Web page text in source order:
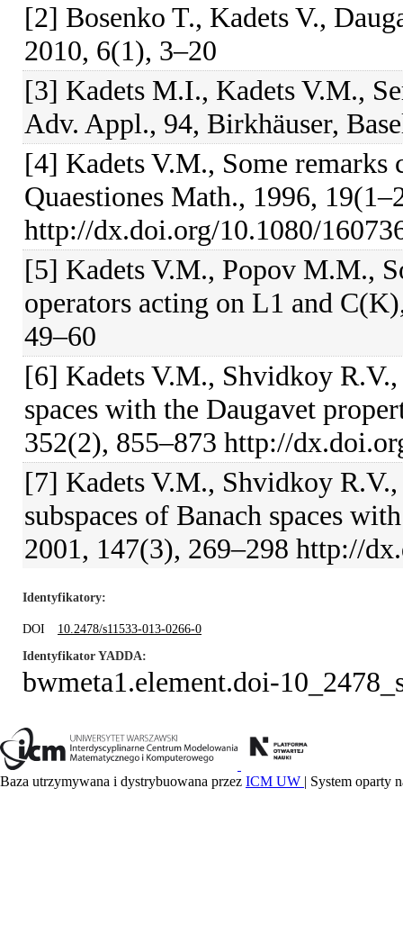
[2] Bosenko T., Kadets V.,
2010, 6(1), 3–20
[3] Kadets M.I., Kadets V.M.,
Adv. Appl., 94, Birkhäuser,
[4] Kadets V.M., Some remarks
Quaestiones Math., 1996,
http://dx.doi.org/10.1080/
[5] Kadets V.M., Popov M.M.,
operators acting on L1 and
49–60
[6] Kadets V.M., Shvidkoy
spaces with the Daugavet
352(2), 855–873 http://
[7] Kadets V.M., Shvidkoy
subspaces of Banach spaces
2001, 147(3), 269–298 http://
Identyfikatory
DOI
10.2478/s11533-013-0266-0
Identyfikator YADDA
bwmeta1.element.doi-
Baza utrzymywana i dystrybuowana przez ICM UW | System oparty